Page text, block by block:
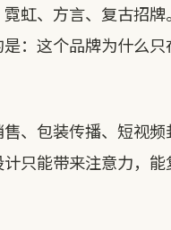
虹、方言、复古招牌
：这个品牌为什么只
、包装传播、短视频
只能带来注意力，能